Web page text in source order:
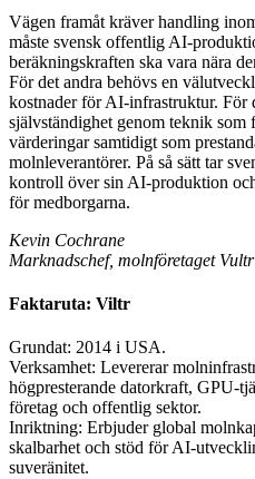
Vägen framåt kräver handling
måste svensk offentlig AI-
beräkningskraften ska vara nära
För det andra behövs en
kostnader för AI-infrastruktur. För
självständighet genom teknik som
värderingar samtidigt som
molnleverantörer. På så sätt tar
kontroll över sin AI-produktion
för medborgarna.
Kevin Cochrane
Marknadschef, molnföretaget Vultr
Faktaruta: Viltr
Grundat: 2014 i USA.
Verksamhet: Levererar
högpresterande datorkraft, GPU-
företag och offentlig sektor.
Inriktning: Erbjuder global
skalbarhet och stöd för AI-
suveränitet.